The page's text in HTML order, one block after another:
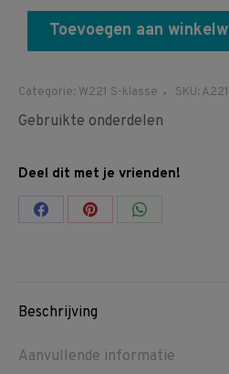
Toevoegen aan
Categorie: W221 S-klasse SKU:
Gebruikte onderdelen
Deel dit met je vrienden!
Share Share Share
Beschrijving
Aanvullende informatie